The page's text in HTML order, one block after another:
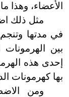
الأعضاء،
مثل ذلك
في مدتها
بين
إحدى هذه
بها كهرمونات
ومن